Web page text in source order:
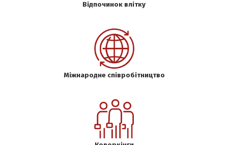
Відпочинок влітку
Міжнародне співробітництво